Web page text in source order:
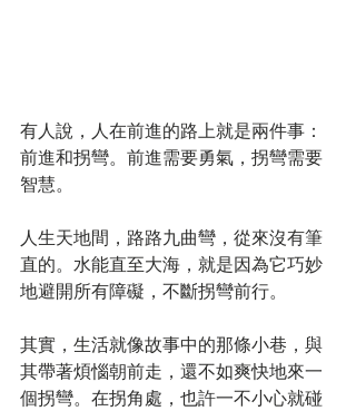
有人說，人在前進的路上就是兩件事：
前進和拐彎。前進需要勇氣，拐彎需要
智慧。
人生天地間，路路九曲彎，從來沒有筆
直的。水能直至大海，就是因為它巧妙
地避開所有障礙，不斷拐彎前行。
其實，生活就像故事中的那條小巷，與
其帶著煩惱朝前走，還不如爽快地來一
個拐彎。在拐角處，也許一不小心就碰